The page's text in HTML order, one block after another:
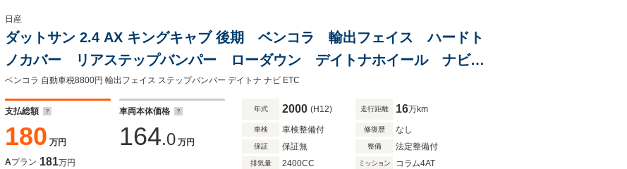
日産
ダットサン 2.4 AX キングキャブ 後期 ベンコラ 輸出フェイス ハードト
ノカバー リアステップバンパー ローダウン デイトナホイール ナビ
フルセグ DVD Bluetooth ETC シートカバー 純正フロアマット 純
正リアフロアマット キーレス
ベンコラ 自動車税8800円 輸出フェイス ステップバンパー デイトナ ナビ ETC
支払総額
180 万円
車両本体価格
164.0 万円
Aプラン 181万円
年式 2000 (H12) 走行距離 16万km
車検 車検整備付 修復歴 なし
保証 保証無 整備 法定整備付
排気量 2400CC ミッション コラム4AT